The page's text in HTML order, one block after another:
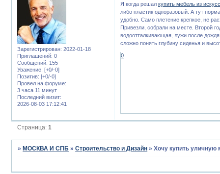
Зарегистрирован: 2022-01-18
Приглашений: 0
Сообщений: 155
Уважение: [+0/-0]
Позитив: [+0/-0]
Провел на форуме:
3 часа 11 минут
Последний визит:
2026-08-03 17:12:41
Я когда решалкупить мебель из
либо пластик одноразовый. А тут
удобно. Само плетение крепкое, не
Привезли, собрали на месте. Второй
водоотталкивающая, лужи после
сложно понять глубину сиденья и
0
Страница:1
»МОСКВА И СПБ »Строительство и Дизайн »Хочу купить уличную